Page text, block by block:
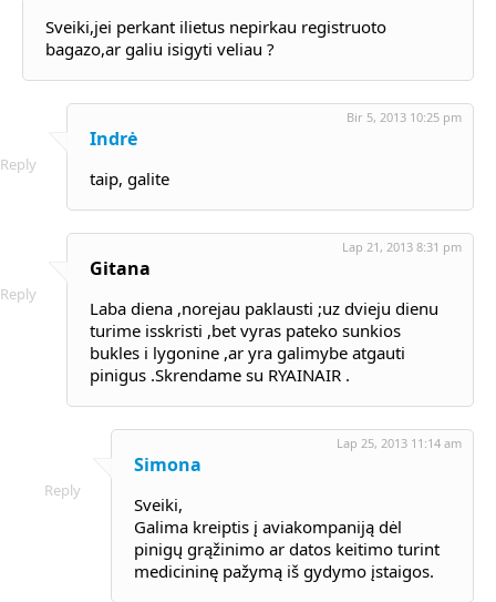
Sveiki,jei perkant ilietus nepirkau registruoto
bagazo,ar galiu isigyti veliau ?
Reply
Indrė
Bir 5, 2013 10:25 pm
taip, galite
Reply
Gitana
Lap 21, 2013 8:31 pm
Laba diena ,norejau paklausti ;uz dvieju dienu
turime isskristi ,bet vyras pateko sunkios
bukles i lygonine ,ar yra galimybe atgauti
pinigus .Skrendame su RYAINAIR .
Reply
Simona
Lap 25, 2013 11:14 am
Sveiki,
Galima kreiptis į aviakompaniją dėl
pinigų grąžinimo ar datos keitimo turint
medicininę pažymą iš gydymo įstaigos.